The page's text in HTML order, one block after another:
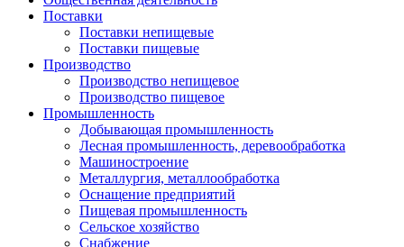
Поставки
Поставки непищевые
Поставки пищевые
Производство
Производство непищевое
Производство пищевое
Промышленность
Добывающая промышленность
Лесная промышленность, деревообработка
Машиностроение
Металлургия, металлообработка
Оснащение предприятий
Пищевая промышленность
Сельское хозяйство
Снабжение